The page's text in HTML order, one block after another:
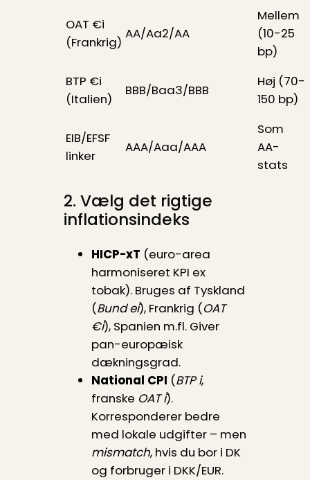
OAT €i
(Frankrig)
AA/Aa2/AA
Mellem
(10-25
bp)
BTP €i
(Italien)
BBB/Baa3/BBB
Høj (70-
150 bp)
EIB/EFSF
linker
AAA/Aaa/AAA
Som
AA-
stats
2. Vælg det rigtige
inflationsindeks
HICP-xT (euro-area
harmoniseret KPI ex
tobak). Bruges af Tyskland
(Bund ei), Frankrig (OAT
€i), Spanien m.fl. Giver
pan-europæisk
dækningsgrad.
National CPI (BTP i,
franske OAT i).
Korresponderer bedre
med lokale udgifter – men
mismatch, hvis du bor i DK
og forbruger i DKK/EUR.